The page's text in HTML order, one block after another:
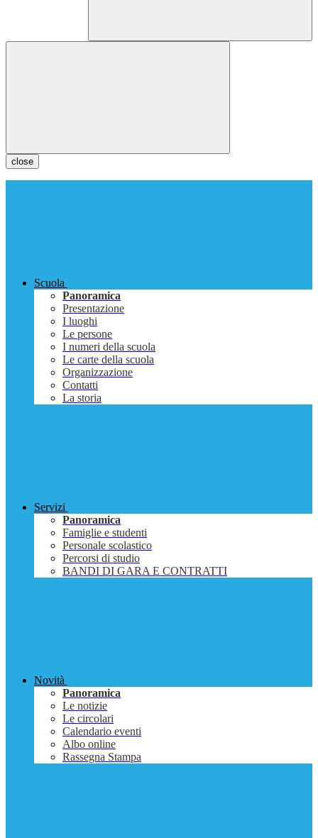
close
Scuola
Panoramica
Presentazione
I luoghi
Le persone
I numeri della scuola
Le carte della scuola
Organizzazione
Contatti
La storia
Servizi
Panoramica
Famiglie e studenti
Personale scolastico
Percorsi di studio
BANDI DI GARA E CONTRATTI
Novità
Panoramica
Le notizie
Le circolari
Calendario eventi
Albo online
Rassegna Stampa